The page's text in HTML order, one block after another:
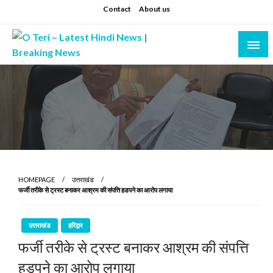
to
content
Contact About us
O Teri – Latest Hindi News | Breaking News
Prashant sharma (shastri)
HOMEPAGE
उत्तराखंड
फर्जी तरीके से ट्रस्ट बनाकर आश्रम की संपत्ति हडपने का आरोप लगाया
उत्तराखंड हरिद्वार
फर्जी तरीके से ट्रस्ट बनाकर आश्रम की संपत्ति
हडपने का आरोप लगाया